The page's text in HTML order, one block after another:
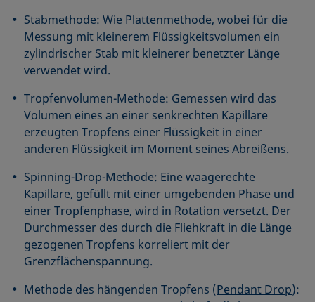
Stabmethode: Wie Plattenmethode, wobei für die
Messung mit kleinerem Flüssigkeitsvolumen ein
zylindrischer Stab mit kleinerer benetzter Länge
verwendet wird.
Tropfenvolumen-Methode: Gemessen wird das
Volumen eines an einer senkrechten Kapillare
erzeugten Tropfens einer Flüssigkeit in einer
anderen Flüssigkeit im Moment seines Abreißens.
Spinning-Drop-Methode: Eine waagerechte
Kapillare, gefüllt mit einer umgebenden Phase und
einer Tropfenphase, wird in Rotation versetzt. Der
Durchmesser des durch die Fliehkraft in die Länge
gezogenen Tropfens korreliert mit der
Grenzflächenspannung.
Methode des hängenden Tropfens (Pendant Drop):